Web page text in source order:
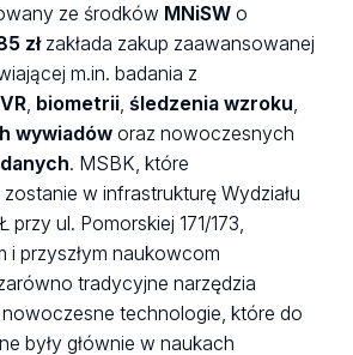
ze środków MNiSWo
zł zakłada zakup zaawansowanej
m.in. badania z
VR biometrii ,śledzenia wzroku
wywiadóworaz nowoczesnych
. MSBK, które
w infrastrukturę Wydziału
ul. Pomorskiej 171/173,
i przyszłym naukowcom
tradycyjne narzędzia
nowoczesne technologie, które do
były głównie w naukach